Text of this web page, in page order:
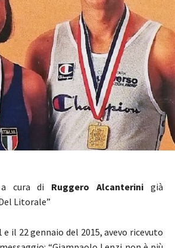
cura di Ruggero Alcanterini già
Litorale”
il 22 gennaio del 2015, avevo ricevuto